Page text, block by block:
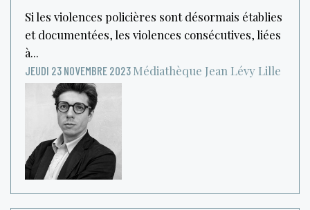
Si les violences policières sont désormais établies
et documentées, les violences consécutives, liées
à...
JEUDI 23 NOVEMBRE 2023 Médiathèque Jean Lévy Lille